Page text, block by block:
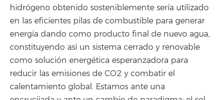
hidrógeno obtenido sosteniblemente sería utilizado
en las eficientes pilas de combustible para generar
energía dando como producto final de nuevo agua,
constituyendo así un sistema cerrado y renovable
como solución energética esperanzadora para
reducir las emisiones de CO2 y combatir el
calentamiento global. Estamos ante una